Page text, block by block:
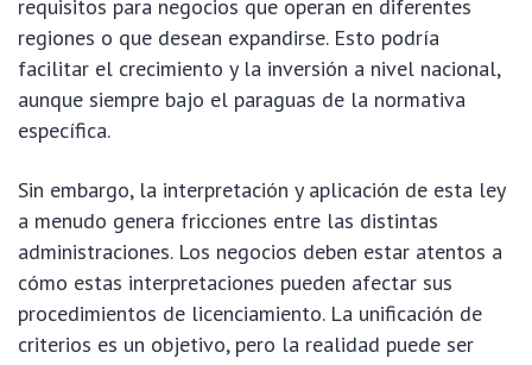
requisitos para negocios que operan en diferentes
regiones o que desean expandirse. Esto podría
facilitar el crecimiento y la inversión a nivel nacional,
aunque siempre bajo el paraguas de la normativa
específica.
Sin embargo, la interpretación y aplicación de esta ley
a menudo genera fricciones entre las distintas
administraciones. Los negocios deben estar atentos a
cómo estas interpretaciones pueden afectar sus
procedimientos de licenciamiento. La unificación de
criterios es un objetivo, pero la realidad puede ser